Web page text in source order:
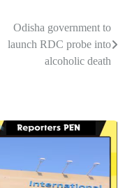
Odisha government to
launch RDC probe into
alcoholic death